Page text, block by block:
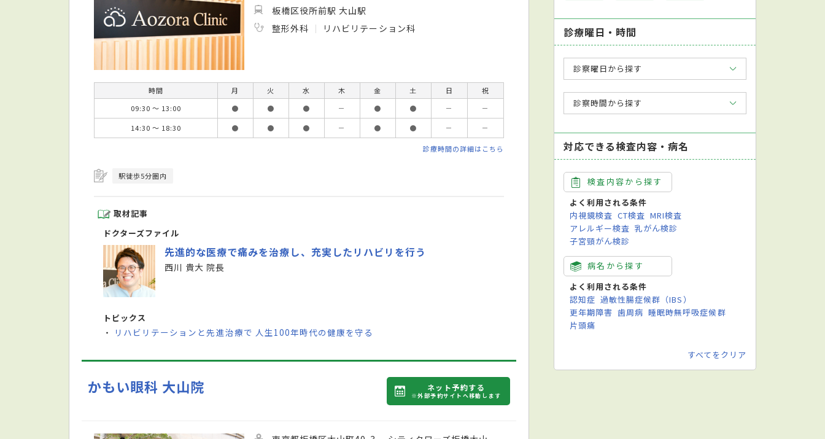
板橋区役所前駅 大山駅
整形外科
リハビリテーション科
時間 月 火 水 木 金 土 日
祝
09:30 ～ 13:00
● ● ● － ● ● －
－
14:30 ～ 18:30
● ● ● － ● ● － －
診療時間の詳細はこちら
駅徒歩5分圏内
取材記事
ドクターズファイル
先進的な医療で痛みを治療し、充実したリハビリを行う
西川 貴大 院長
トピックス
・
リハビリテーションと先進治療で 人生100年時代の健康を守る
かもい眼科 大山院 ネット予約する
※外部予約サイトへ移動します
診療曜日・時間
診察曜日から探す
診察時間から探す
対応できる検査内容・病名
検査内容から探す
よく利用される条件
内視鏡検査 CT検査 MRI検査
アレルギー検査 乳がん検診
子宮頸がん検診
病名から探す
よく利用される条件
認知症 過敏性腸症候群（IBS）
更年期障害 歯周病 睡眠時無呼吸症候群
片頭痛
すべてをクリア